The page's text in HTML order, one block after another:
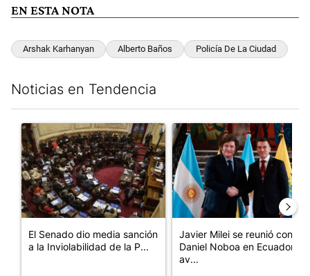
EN ESTA NOTA
Arshak Karhanyan Alberto Baños Policía De La Ciudad
Noticias en Tendencia
Un artículo de tendencia con el título "El Senado dio media
El Senado dio media sanción
a la Inviolabilidad de la P...
Un artículo de tendencia con
Javier Milei se reunió con
Daniel Noboa en Ecuador y
av...